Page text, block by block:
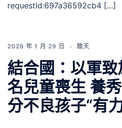
requestId:697a36592cb4 […]
2026 年 1 月 29 日 陰天
結合國：以軍
名兒童喪生 養
分不良孩子“有